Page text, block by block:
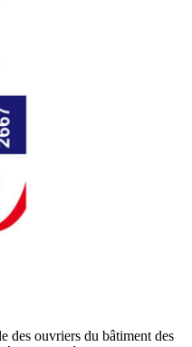
des ouvriers du bâtiment des